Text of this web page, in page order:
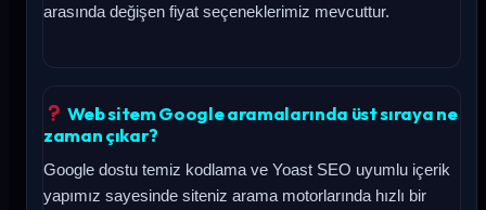
arasında değişen fiyat seçeneklerimiz mevcuttur.
Web sitem Google aramalarında üst sıraya ne
zaman çıkar?
Google dostu temiz kodlama ve Yoast SEO uyumlu içerik
yapımız sayesinde siteniz arama motorlarında hızlı bir